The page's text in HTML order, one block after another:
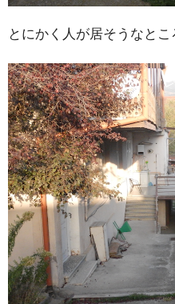
とにかく人が居そうなとこ